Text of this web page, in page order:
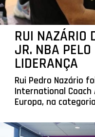
RUI NAZÁRIO
JR. NBA
LIDERANÇA
Rui Pedro Nazário
International
Europa, na